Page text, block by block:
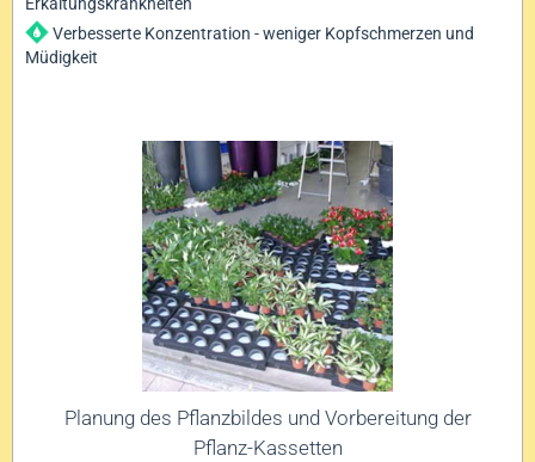
Verbesserte Konzentration - weniger Kopfschmerzen und
Müdigkeit
Planung des Pflanzbildes und Vorbereitung der
Pflanz-Kassetten